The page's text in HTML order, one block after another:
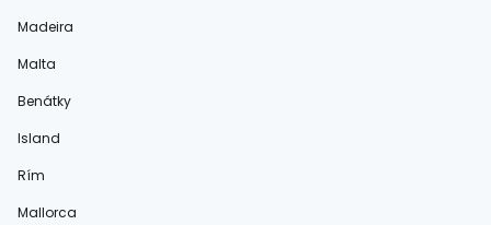
Madeira
Malta
Benátky
Island
Rím
Mallorca